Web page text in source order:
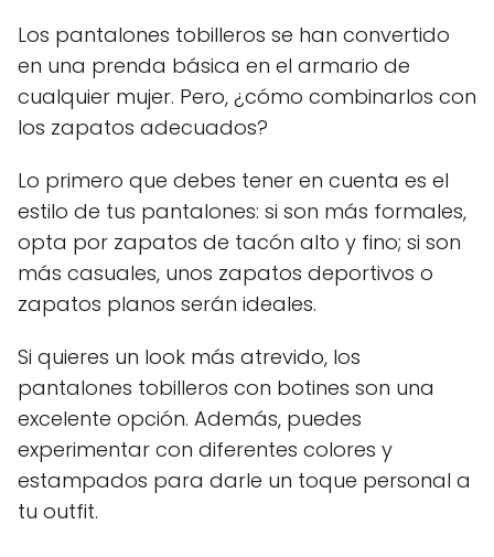
Los pantalones tobilleros se han convertido
en una prenda básica en el armario de
cualquier mujer. Pero, ¿cómo combinarlos con
los zapatos adecuados?
Lo primero que debes tener en cuenta es el
estilo de tus pantalones: si son más formales,
opta por zapatos de tacón alto y fino; si son
más casuales, unos zapatos deportivos o
zapatos planos serán ideales.
Si quieres un look más atrevido, los
pantalones tobilleros con botines son una
excelente opción. Además, puedes
experimentar con diferentes colores y
estampados para darle un toque personal a
tu outfit.